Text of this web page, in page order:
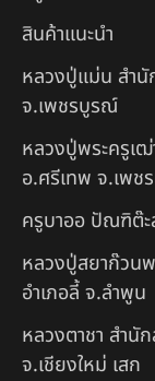
สินค้าแนะนำ
หลวงปู่แม่น สำนั
จ.เพชรบูรณ์
หลวงปู่พระครูเ
อ.ศรีเทพ จ.เพ
ครูบาออ ปัณฑิต๊ะ
หลวงปู่สยาก๊วน
อำเภอลี้ จ.ลำพูน
หลวงตาชา สำนั
จ.เชียงใหม่ เสก